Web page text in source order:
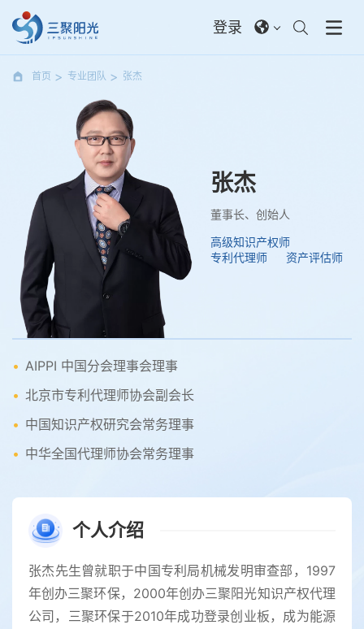
登录
首页 专业团队 张杰
张杰
董事长、创始人
高级知识产权师
专利代理师
资产评估师
AIPPI 中国分会理事会理事
北京市专利代理师协会副会长
中国知识产权研究会常务理事
中华全国代理师协会常务理事
个人介绍
张杰先生曾就职于中国专利局机械发明审查部，1997
年创办三聚环保，2000年创办三聚阳光知识产权代理
公司，三聚环保于2010年成功登录创业板，成为能源